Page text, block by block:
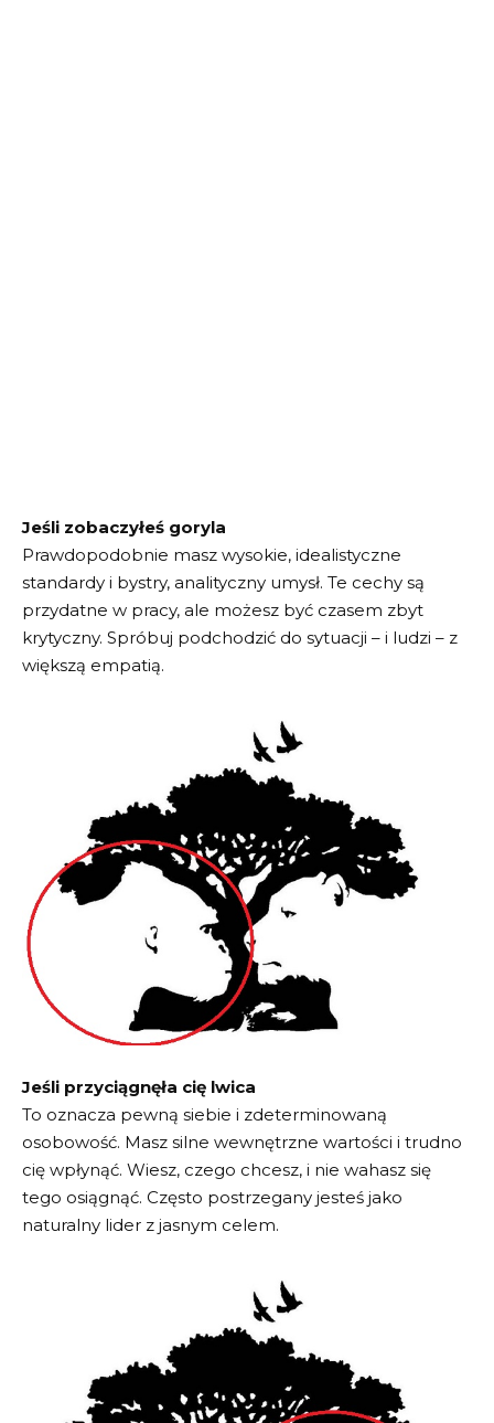
Jeśli zobaczyłeś goryla
Prawdopodobnie masz wysokie, idealistyczne
standardy i bystry, analityczny umysł. Te cechy są
przydatne w pracy, ale możesz być czasem zbyt
krytyczny. Spróbuj podchodzić do sytuacji – i ludzi – z
większą empatią.
Jeśli przyciągnęła cię lwica
To oznacza pewną siebie i zdeterminowaną
osobowość. Masz silne wewnętrzne wartości i trudno
cię wpłynąć. Wiesz, czego chcesz, i nie wahasz się
tego osiągnąć. Często postrzegany jesteś jako
naturalny lider z jasnym celem.